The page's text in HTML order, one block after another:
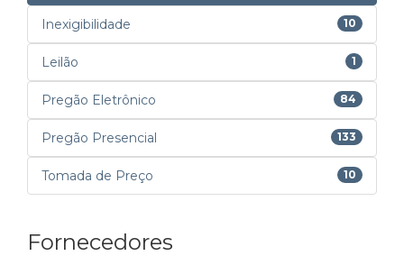
Inexigibilidade 10
Leilão 1
Pregão Eletrônico 84
Pregão Presencial 133
Tomada de Preço 10
Fornecedores